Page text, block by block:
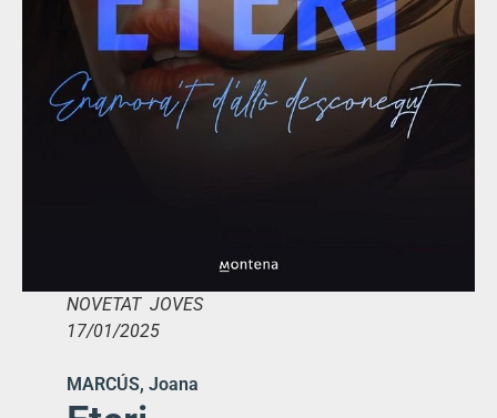
NOVETAT JOVES
17/01/2025
MARCÚS, Joana